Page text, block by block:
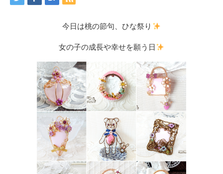
今日は桃の節句、ひな祭り
女の子の成長や幸せを願う日